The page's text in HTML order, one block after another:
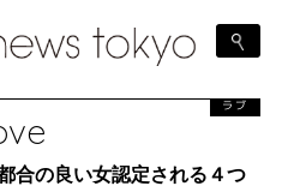
ラブ
合の良い女認定される４つ